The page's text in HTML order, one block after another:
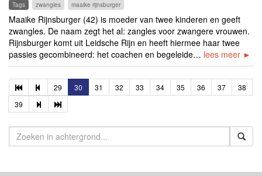
Tags zwangles maaike rijnsburger
Maaike Rijnsburger (42) is moeder van twee kinderen en geeft
zwangles. De naam zegt het al: zangles voor zwangere vrouwen.
Rijnsburger komt uit Leidsche Rijn en heeft hiermee haar twee
passies gecombineerd: het coachen en begeleide… lees meer ►
29 30 31 32 33 34 35 36 37
38
39